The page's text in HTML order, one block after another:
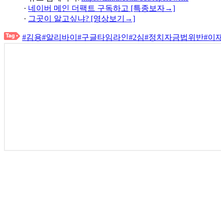
· 네이버 메인 더팩트 구독하고 [특종보자→]
· 그곳이 알고싶냐? [영상보기→]
#김용#알리바이 #구글타임라인#2심#정치자금법위반#이